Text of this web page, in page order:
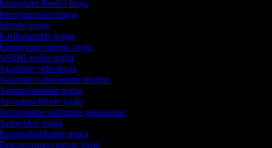
Reels'i looja
tegija
tegija
tegija
videote looja
video tegija
videolooja
videoloome tööriist
tegija
looja
subtiitrite generaator
tegija
tegija
looja